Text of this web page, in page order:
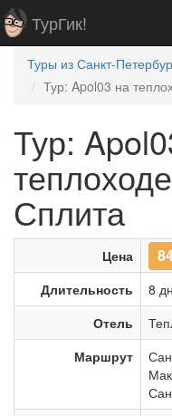
ТурГик!
Туры из Санкт-
Тур: Apol03 на
Тур:
Сплита
Цена
Длительность
8
Отель
Маршрут